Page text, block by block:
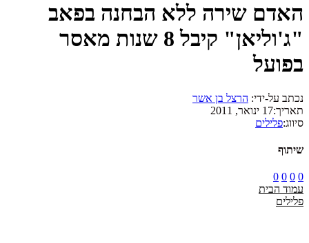
האדם שירה ללא הבחנה בפאב
"ג'וליאן" קיבל 8 שנות מאסר
בפועל
נכתב על-ידי: הרצל בן אשר
תאריך:17 ינואר, 2011
סיווג:פלילים
שיתוף
0
0
0
0
עמוד הבית
פלילים